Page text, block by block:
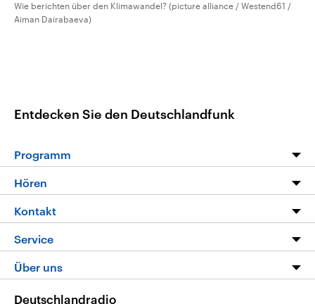
Wie berichten über den Klimawandel? (picture alliance / Westend61 /
Aiman Dairabaeva)
Entdecken Sie den Deutschlandfunk
Programm
Programm
Die Nachrichten
Nachrichtenleicht
Neue Beiträge auf dlf.de
Hören
Livestream
Podcasts
Deutschlandfunk App
Nachrichten App
Kontakt
Hörerservice
Service
FAQ
Über uns
Deutschlandradio